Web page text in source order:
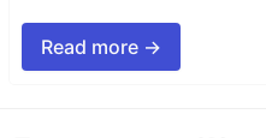
Read more →